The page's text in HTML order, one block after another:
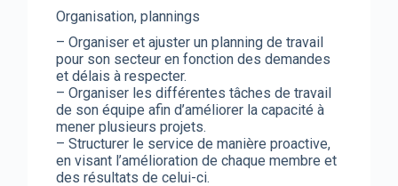
Organisation, plannings
– Organiser et ajuster un planning de travail
pour son secteur en fonction des demandes
et délais à respecter.
– Organiser les différentes tâches de travail
de son équipe afin d’améliorer la capacité à
mener plusieurs projets.
– Structurer le service de manière proactive,
en visant l’amélioration de chaque membre et
des résultats de celui-ci.